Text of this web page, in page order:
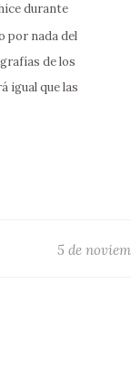
durante
por nada del
de los
igual que las
5 de